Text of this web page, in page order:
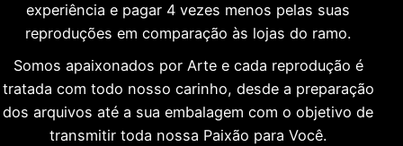
experiência e pagar 4 vezes menos pelas suas
reproduções em comparação às lojas do ramo.
Somos apaixonados por Arte e cada reprodução é
tratada com todo nosso carinho, desde a preparação
dos arquivos até a sua embalagem com o objetivo de
transmitir toda nossa Paixão para Você.